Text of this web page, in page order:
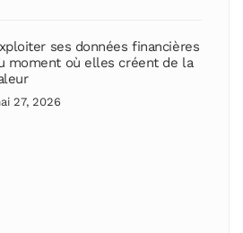
ses données financières
moment où elles créent de la
27, 2026